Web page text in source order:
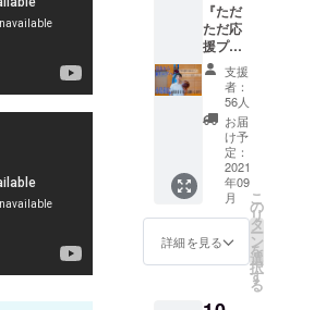
『ただ
ただ応
援プラ
ン』
（リ
ターン
なんか
いらな
いか
ら、と
にかく
頑張
れ！）
という
方向け
お礼
支援
者：
56人
お届
け予
定：
2021
年09
月
詳細を見る
こ
の
リ
タ
ー
ン
を
選
択
す
る